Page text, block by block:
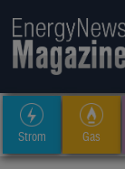
Strom Gas